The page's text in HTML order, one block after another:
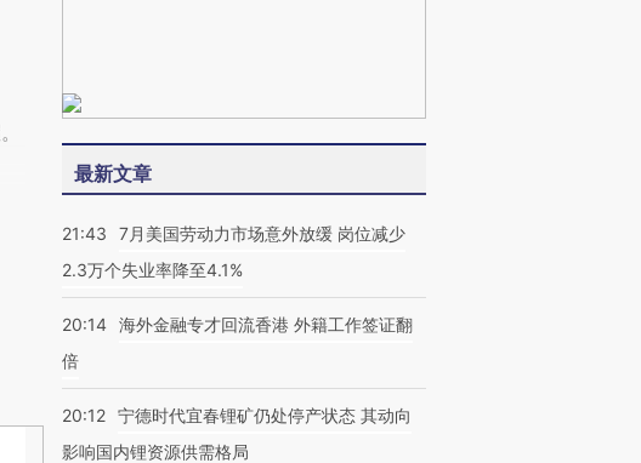
最新文章
21:43
7月美国劳动力市场意外放缓 岗位减少
2.3万个失业率降至4.1%
20:14 海外金融专才回流香港 外籍工作签证翻
倍
20:12 宁德时代宜春锂矿仍处停产状态 其动向
影响国内锂资源供需格局